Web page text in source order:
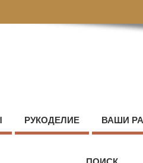
РУКОДЕЛИЕ ВАШИ